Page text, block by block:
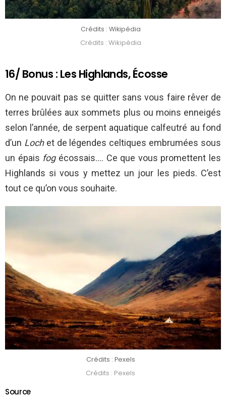
Crédits : Wikipédia
Crédits : Wikipédia
16/ Bonus : Les Highlands, Écosse
On ne pouvait pas se quitter sans vous faire rêver de
terres brûlées aux sommets plus ou moins enneigés
selon l’année, de serpent aquatique calfeutré au fond
d’un Lochet de légendes celtiques embrumées sous
un épais fogécossais…. Ce que vous promettent les
Highlands si vous y mettez un jour les pieds. C’est
tout ce qu’on vous souhaite.
Crédits : Pexels
Crédits : Pexels
Source